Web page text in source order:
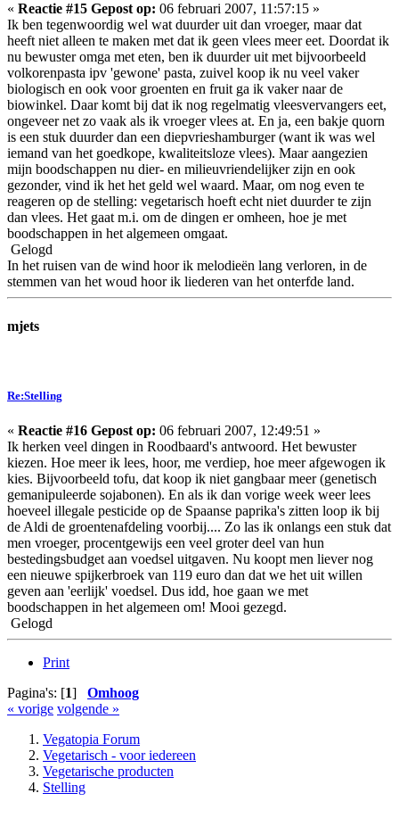
« Reactie #15 Gepost op: 06 februari 2007, 11:57:15 »
Ik ben tegenwoordig wel wat duurder uit dan vroeger, maar dat
heeft niet alleen te maken met dat ik geen vlees meer eet. Doordat ik
nu bewuster omga met eten, ben ik duurder uit met bijvoorbeeld
volkorenpasta ipv 'gewone' pasta, zuivel koop ik nu veel vaker
biologisch en ook voor groenten en fruit ga ik vaker naar de
biowinkel. Daar komt bij dat ik nog regelmatig vleesvervangers eet,
ongeveer net zo vaak als ik vroeger vlees at. En ja, een bakje quorn
is een stuk duurder dan een diepvrieshamburger (want ik was wel
iemand van het goedkope, kwaliteitsloze vlees). Maar aangezien
mijn boodschappen nu dier- en milieuvriendelijker zijn en ook
gezonder, vind ik het het geld wel waard. Maar, om nog even te
reageren op de stelling: vegetarisch hoeft echt niet duurder te zijn
dan vlees. Het gaat m.i. om de dingen er omheen, hoe je met
boodschappen in het algemeen omgaat.
Gelogd
In het ruisen van de wind hoor ik melodieën lang verloren, in de
stemmen van het woud hoor ik liederen van het onterfde land.
mjets
Re:Stelling
« Reactie #16 Gepost op: 06 februari 2007, 12:49:51 »
Ik herken veel dingen in Roodbaard's antwoord. Het bewuster
kiezen. Hoe meer ik lees, hoor, me verdiep, hoe meer afgewogen ik
kies. Bijvoorbeeld tofu, dat koop ik niet gangbaar meer (genetisch
gemanipuleerde sojabonen). En als ik dan vorige week weer lees
hoeveel illegale pesticide op de Spaanse paprika's zitten loop ik bij
de Aldi de groentenafdeling voorbij.... Zo las ik onlangs een stuk dat
men vroeger, procentgewijs een veel groter deel van hun
bestedingsbudget aan voedsel uitgaven. Nu koopt men liever nog
een nieuwe spijkerbroek van 119 euro dan dat we het uit willen
geven aan 'eerlijk' voedsel. Dus idd, hoe gaan we met
boodschappen in het algemeen om! Mooi gezegd.
Gelogd
Print
Pagina's: [1] Omhoog
« vorige volgende »
Vegatopia Forum
Vegetarisch - voor iedereen
Vegetarische producten
Stelling